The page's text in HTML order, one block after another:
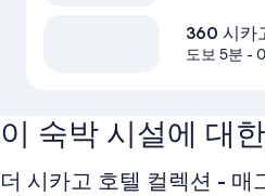
360 시카
도보 5분 -
이 숙박 시설에 대
더 시카고 호텔 컬렉션 - 매